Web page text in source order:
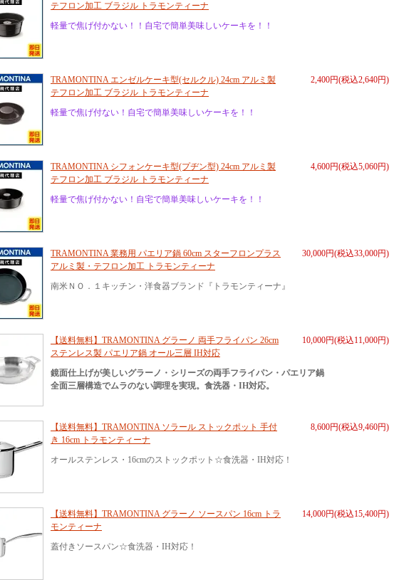
テフロン加工 ブラジル トラモンティーナ
軽量で焦げ付かない！！自宅で簡単美味しいケーキを！！
2,400円(税込2,640円)
TRAMONTINA エンゼルケーキ型(セルクル) 24cm アルミ製
テフロン加工 ブラジル トラモンティーナ
軽量で焦げ付ない！自宅で簡単美味しいケーキを！！
4,600円(税込5,060円)
TRAMONTINA シフォンケーキ型(プヂン型) 24cm アルミ製
テフロン加工 ブラジル トラモンティーナ
軽量で焦げ付かない！自宅で簡単美味しいケーキを！！
30,000円(税込33,000円)
TRAMONTINA 業務用 パエリア鍋 60cm スターフロンプラス
アルミ製・テフロン加工 トラモンティーナ
南米ＮＯ．１キッチン・洋食器ブランド『トラモンティーナ』
10,000円(税込11,000円)
【送料無料】TRAMONTINA グラーノ 両手フライパン 26cm
ステンレス製 パエリア鍋 オール三層 IH対応
鏡面仕上げが美しいグラーノ・シリーズの両手フライパン・パエリア鍋
全面三層構造でムラのない調理を実現。食洗器・IH対応。
8,600円(税込9,460円)
【送料無料】TRAMONTINA ソラール ストックポット 手付
き 16cm トラモンティーナ
オールステンレス・16cmのストックポット☆食洗器・IH対応！
14,000円(税込15,400円)
【送料無料】TRAMONTINA グラーノ ソースパン 16cm トラ
モンティーナ
蓋付きソースパン☆食洗器・IH対応！